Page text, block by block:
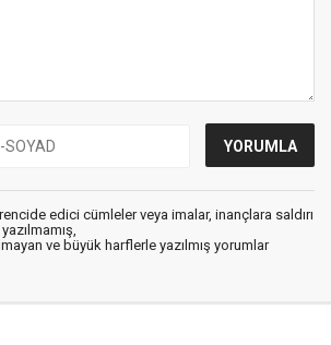
edici cümleler veya imalar, inançlara saldırı
ve büyük harflerle yazılmış yorumlar